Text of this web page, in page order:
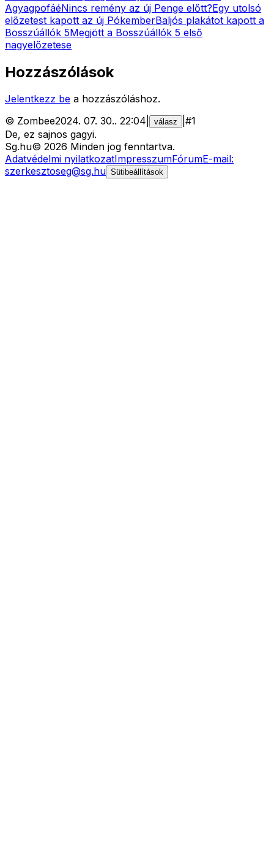
AgyagpofáéNincs remény az új Penge előtt?Egy utolsó
előzetest kapott az új PókemberBaljós plakátot kapott a
Bosszúállók 5Megjött a Bosszúállók 5 első
nagyelőzetese
Hozzászólások
Jelentkezz be a hozzászóláshoz.
© Zombee2024. 07. 30.. 22:04 válasz #1
De, ez sajnos gagyi.
Sg.hu© 2026 Minden jog fenntartva.
Adatvédelmi nyilatkozatImpresszumFórumE-mail:
szerkesztoseg@sg.hu Sütibeállítások